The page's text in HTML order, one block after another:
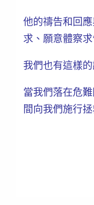
他的禱告和回
求、願意體察
我們也有這樣
當我們落在危
間向我們施行拯